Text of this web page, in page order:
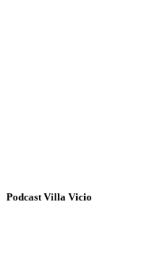
Podcast Villa Vicio